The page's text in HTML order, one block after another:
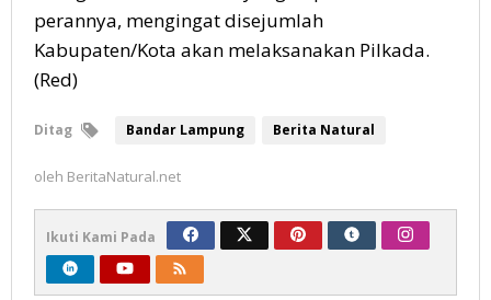
perannya, mengingat disejumlah
Kabupaten/Kota akan melaksanakan Pilkada.
(Red)
Ditag Bandar Lampung Berita Natural
oleh BeritaNatural.net
Ikuti Kami Pada